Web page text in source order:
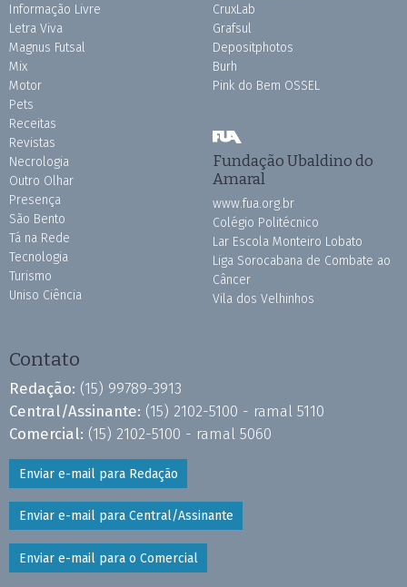
Informação Livre
Letra Viva
Magnus Futsal
Mix
Motor
Pets
Receitas
Revistas
Necrologia
Outro Olhar
Presença
São Bento
Tá na Rede
Tecnologia
Turismo
Uniso Ciência
CruxLab
Grafsul
Depositphotos
Burh
Pink do Bem OSSEL
Fundação Ubaldino do
Amaral
www.fua.org.br
Colégio Politécnico
Lar Escola Monteiro Lobato
Liga Sorocabana de Combate ao
Câncer
Vila dos Velhinhos
Contato
Redação: (15) 99789-3913
Central/Assinante: (15) 2102-5100 - ramal 5110
Comercial: (15) 2102-5100 - ramal 5060
Enviar e-mail para Redação
Enviar e-mail para Central/Assinante
Enviar e-mail para o Comercial